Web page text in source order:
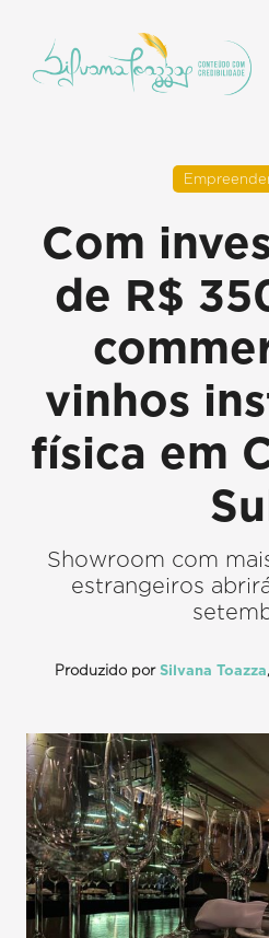
Com
de R$
vinhos
física em
Showroom com
estrangeiros
Produzido porSilvana Toazza,